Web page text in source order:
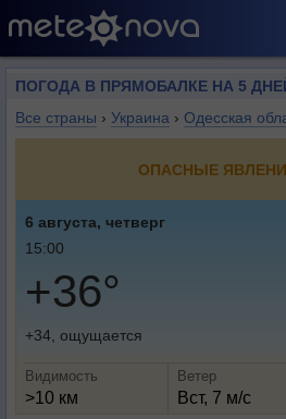
ПОГОДА В ПРЯМОБАЛКЕ НА 5
Все страны › Украина › Одесская
ОПАСНЫЕ
6 августа, четверг
15:00
+36°
+34, ощущается
Видимость
>10 км
Ветер
Вст, 7 м/с